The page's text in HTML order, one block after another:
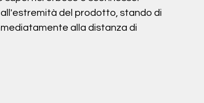
del prodotto, stando di
alla distanza di